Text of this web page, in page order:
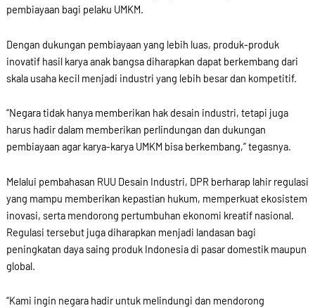
pembiayaan bagi pelaku UMKM.
Dengan dukungan pembiayaan yang lebih luas, produk-produk
inovatif hasil karya anak bangsa diharapkan dapat berkembang dari
skala usaha kecil menjadi industri yang lebih besar dan kompetitif.
“Negara tidak hanya memberikan hak desain industri, tetapi juga
harus hadir dalam memberikan perlindungan dan dukungan
pembiayaan agar karya-karya UMKM bisa berkembang,” tegasnya.
Melalui pembahasan RUU Desain Industri, DPR berharap lahir regulasi
yang mampu memberikan kepastian hukum, memperkuat ekosistem
inovasi, serta mendorong pertumbuhan ekonomi kreatif nasional.
Regulasi tersebut juga diharapkan menjadi landasan bagi
peningkatan daya saing produk Indonesia di pasar domestik maupun
global.
“Kami ingin negara hadir untuk melindungi dan mendorong